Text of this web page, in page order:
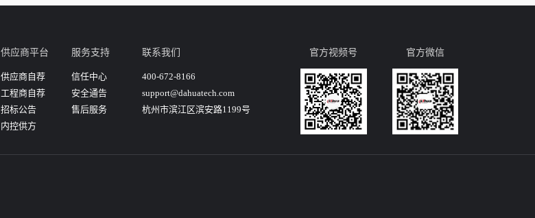
供应商平台
供应商自荐
工程商自荐
招标公告
内控供方
服务支持
信任中心
安全通告
售后服务
联系我们
400-672-8166
support@dahuatech.com
杭州市滨江区滨安路1199号
官方视频号 官方微信